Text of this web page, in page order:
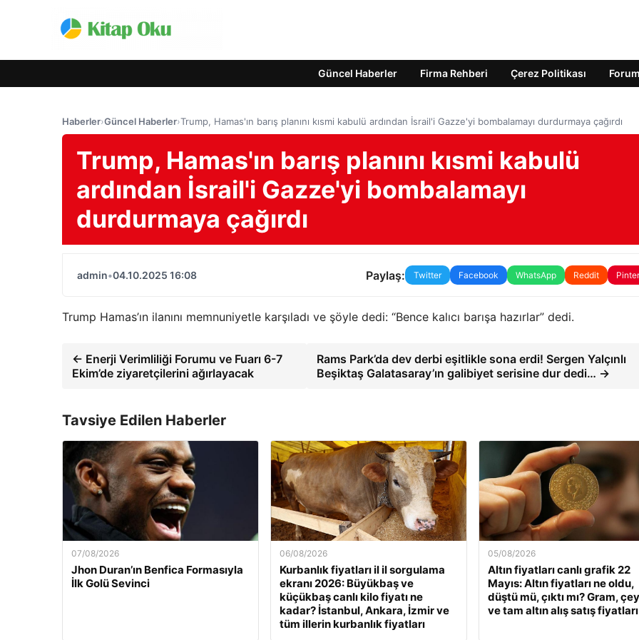
Güncel Haberler Firma Rehberi Çerez Politikası Forum
Haberler›Güncel Haberler›Trump, Hamas'ın barış planını kısmi kabulü ardından İsrail'i Gazze'yi bombalamayı durdurmaya çağırdı
Trump, Hamas'ın barış planını kısmi kabulü
ardından İsrail'i Gazze'yi bombalamayı
durdurmaya çağırdı
admin•04.10.2025 16:08 Paylaş: Twitter Facebook WhatsApp Reddit
Trump Hamas’ın ilanını memnuniyetle karşıladı ve şöyle dedi: “Bence kalıcı barışa hazırlar” dedi.
← Enerji Verimliliği Forumu ve Fuarı 6-7
Ekim’de ziyaretçilerini ağırlayacak
Rams Park’da dev derbi eşitlikle sona erdi! Sergen Yalçınlı
Beşiktaş Galatasaray’ın galibiyet serisine dur dedi… →
Tavsiye Edilen Haberler
07/08/2026
Jhon Duran’ın Benfica Formasıyla
İlk Golü Sevinci
06/08/2026
Kurbanlık fiyatları il il sorgulama
ekranı 2026: Büyükbaş ve
küçükbaş canlı kilo fiyatı ne
kadar? İstanbul, Ankara, İzmir ve
tüm illerin kurbanlık fiyatları
05/08/2026
Altın fiyatları canlı grafik 22
Mayıs: Altın fiyatları ne oldu,
düştü mü, çıktı mı? Gram,
ve tam altın alış satış fiyatları